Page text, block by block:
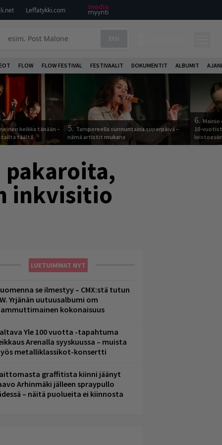
Leffatykki.com
FLOW FLOW FESTIVAL FESTIVAALIT DOKUMENTIT ALBUMIT
keikka tänään –
täältä
5. Tampereella sunnuntaina superpäivä –
nämä artistit mukana
6.
10-
pakaroita,
inkvisitio
LUETUIMMAT NYT
se ilmestyy – CMX:stä tutun
Yrjänän uutuusalbumi om
kokonaisuus
Yle 100 vuotta -tapahtuma
Arenalla syyskuussa – muista
metalliklassikot-konsertti
graffitista kiinni jäänyt
Arhinmäki jälleen spraypullo
– näitä puolueita ei kiinnosta